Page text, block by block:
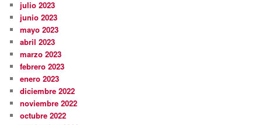
julio 2023
junio 2023
mayo 2023
abril 2023
marzo 2023
febrero 2023
enero 2023
diciembre 2022
noviembre 2022
octubre 2022